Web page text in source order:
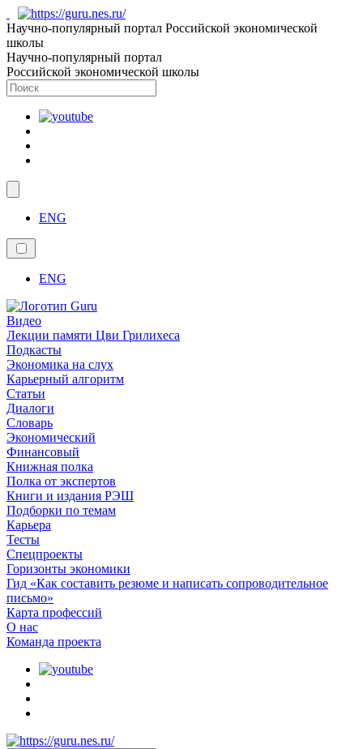
Научно-популярный портал Российской экономической
школы
Научно-популярный портал
Российской экономической школы
ENG
ENG
Видео
Лекции памяти Цви Грилихеса
Подкасты
Экономика на слух
Карьерный алгоритм
Статьи
Диалоги
Словарь
Экономический
Финансовый
Книжная полка
Полка от экспертов
Книги и издания РЭШ
Подборки по темам
Карьера
Тесты
Спецпроекты
Горизонты экономики
Гид «Как составить резюме и написать сопроводительное
письмо»
Карта профессий
О наc
Команда проекта